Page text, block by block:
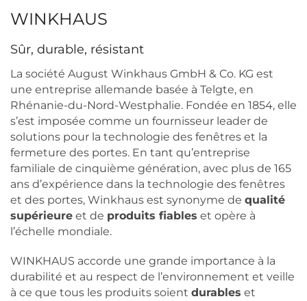
WINKHAUS
Sûr, durable, résistant
La société August Winkhaus GmbH & Co. KG est
une entreprise allemande basée à Telgte, en
Rhénanie-du-Nord-Westphalie. Fondée en 1854, elle
s’est imposée comme un fournisseur leader de
solutions pour la technologie des fenêtres et la
fermeture des portes. En tant qu’entreprise
familiale de cinquième génération, avec plus de 165
ans d’expérience dans la technologie des fenêtres
et des portes, Winkhaus est synonyme de qualité
supérieure et de produits fiables et opère à
l’échelle mondiale.
WINKHAUS accorde une grande importance à la
durabilité et au respect de l’environnement et veille
à ce que tous les produits soient durables et